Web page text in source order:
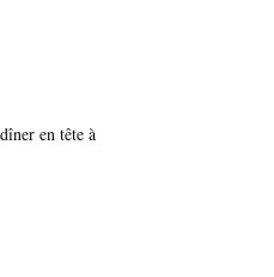
en tête à